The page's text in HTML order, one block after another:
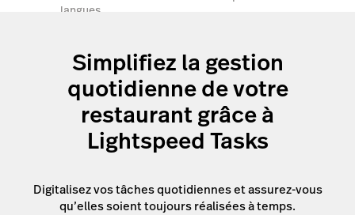
langues
Voir une démo
Simplifiez la gestion
quotidienne de votre
restaurant grâce à
Lightspeed Tasks
Digitalisez vos tâches quotidiennes et assurez-vous
qu’elles soient toujours réalisées à temps.